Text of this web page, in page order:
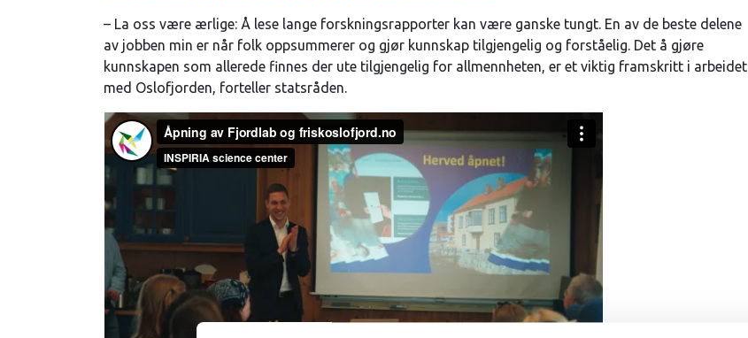
– La oss være ærlige: Å lese lange forskningsrapporter kan være ganske tungt. En av de beste delene
av jobben min er når folk oppsummerer og gjør kunnskap tilgjengelig og forståelig. Det å gjøre
kunnskapen som allerede finnes der ute tilgjengelig for allmennheten, er et viktig framskritt i arbeidet
med Oslofjorden, forteller statsråden.